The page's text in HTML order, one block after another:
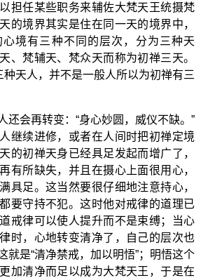
担任某些职务来辅佐大梵天王统摄梵
的境界其实是住在同一天的境界中，
境有三种不同的层次，分为三种天
、梵辅天、梵众天而称为初禅三天。
种天人，并不是一般人所以为初禅有三
还会再转变：“身心妙圆，威仪不缺。”
继续进修，或者在人间时把初禅定境
的初禅天身已经具足发起而增广了，
有所缺失，并且在摄心上面很用心，
具足。这当然要很仔细地注意持心，
要守持不犯。这时他对戒律的道理已
戒律可以使人提升而不是束缚；当心
时，心地转变清净了，自己的层次也
就是“清净禁戒，加以明悟”；明悟这个
加清净而足以成为大梵天王，于是在